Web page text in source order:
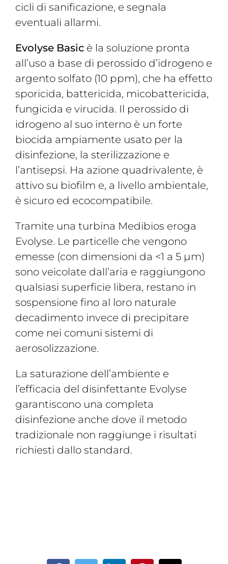
cicli di sanificazione, e segnala
eventuali allarmi.
Evolyse Basicè la soluzione pronta
all’uso a base di perossido d’idrogeno e
argento solfato (10 ppm), che ha effetto
sporicida, battericida, micobattericida,
fungicida e virucida. Il perossido di
idrogeno al suo interno è un forte
biocida ampiamente usato per la
disinfezione, la sterilizzazione e
l’antisepsi. Ha azione quadrivalente, è
attivo su biofilm e, a livello ambientale,
è sicuro ed ecocompatibile.
Tramite una turbina Medibios eroga
Evolyse. Le particelle che vengono
emesse (con dimensioni da <1 a 5 µm)
sono veicolate dall’aria e raggiungono
qualsiasi superficie libera, restano in
sospensione fino al loro naturale
decadimento invece di precipitare
come nei comuni sistemi di
aerosolizzazione.
La saturazione dell’ambiente e
l’efficacia del disinfettante Evolyse
garantiscono una completa
disinfezione anche dove il metodo
tradizionale non raggiunge i risultati
richiesti dallo standard.